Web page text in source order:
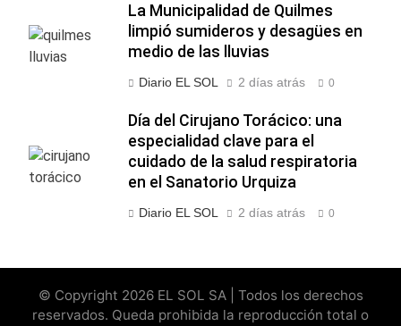
La Municipalidad de Quilmes
limpió sumideros y desagües en
medio de las lluvias
Diario EL SOL 2 días atrás 0
Día del Cirujano Torácico: una
especialidad clave para el
cuidado de la salud respiratoria
en el Sanatorio Urquiza
Diario EL SOL 2 días atrás 0
© Copyright 2026 EL SOL SA | Todos los derechos
reservados. Queda prohibida la reproducción total o